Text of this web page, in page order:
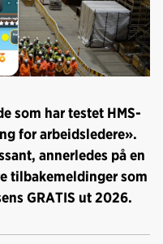
som har testet HMS-
for arbeidsledere».
annerledes på en
tilbakemeldinger som
GRATIS ut 2026.